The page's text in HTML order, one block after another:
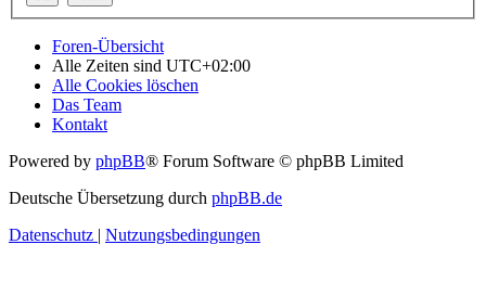
Foren-Übersicht
Alle Zeiten sind UTC+02:00
Alle Cookies löschen
Das Team
Kontakt
Powered by phpBB® Forum Software © phpBB Limited
Deutsche Übersetzung durch phpBB.de
Datenschutz | Nutzungsbedingungen